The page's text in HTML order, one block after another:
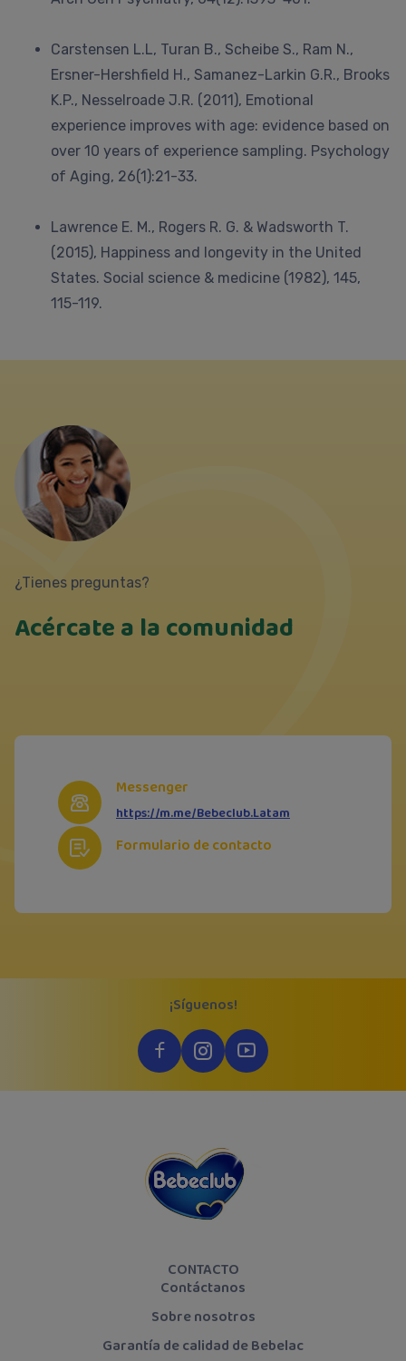
Carstensen L.L, Turan B., Scheibe S., Ram N.,
Ersner-Hershfield H., Samanez-Larkin G.R., Brooks
K.P., Nesselroade J.R. (2011), Emotional
experience improves with age: evidence based on
over 10 years of experience sampling. Psychology
of Aging, 26(1):21-33.
Lawrence E. M., Rogers R. G. & Wadsworth T.
(2015), Happiness and longevity in the United
States. Social science & medicine (1982), 145,
115-119.
¿Tienes preguntas?
Acércate a la comunidad
Messenger
https://m.me/Bebeclub.Latam
Formulario de contacto
CONTACTO
Contáctanos
Sobre nosotros
Garantía de calidad de Bebelac
¡Síguenos!